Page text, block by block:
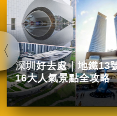
深圳好去處｜地鐵13
16大人氣景點全攻略